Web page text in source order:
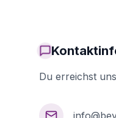
Du erreichst